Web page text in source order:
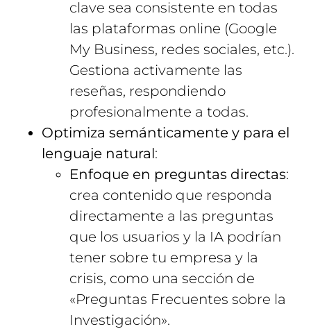
clave sea consistente en todas
las plataformas online (Google
My Business, redes sociales, etc.).
Gestiona activamente las
reseñas, respondiendo
profesionalmente a todas.
Optimiza semánticamente y para el
lenguaje natural:
Enfoque en preguntas directas:
crea contenido que responda
directamente a las preguntas
que los usuarios y la IA podrían
tener sobre tu empresa y la
crisis, como una sección de
«Preguntas Frecuentes sobre la
Investigación».